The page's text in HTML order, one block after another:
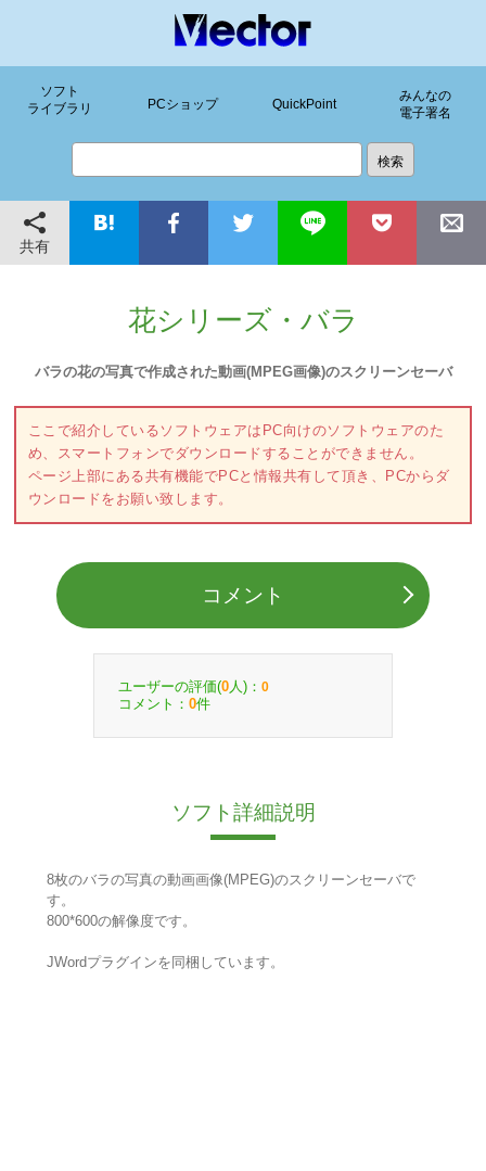
ソフト
ライブラリ
PCショップ QuickPoint
みんなの
電子署名
共有
花シリーズ・バラ
バラの花の写真で作成された動画(MPEG画像)のスクリーンセーバ
ここで紹介しているソフトウェアはPC向けのソフトウェアのた
め、スマートフォンでダウンロードすることができません。
ページ上部にある共有機能でPCと情報共有して頂き、PCからダ
ウンロードをお願い致します。
コメント
ユーザーの評価(0 人)： 0
コメント： 0件
ソフト詳細説明
8枚のバラの写真の動画画像(MPEG)のスクリーンセーバで
す。
800*600の解像度です。
JWordプラグインを同梱しています。